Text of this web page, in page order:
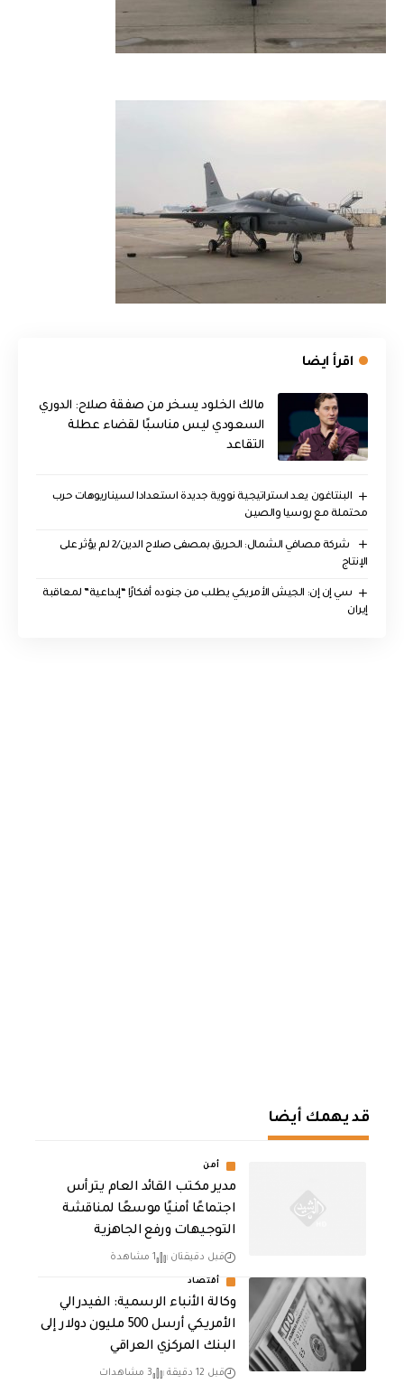
اقرأ ايضا
مالك الخلود يسخر من صفقة صلاح: الدوري
السعودي ليس مناسبًا لقضاء عطلة
التقاعد
البنتاغون يعد استراتيجية نووية جديدة استعدادا لسيناريوهات حرب
محتملة مع روسيا والصين
‏ شركة مصافي الشمال: الحريق بمصفى صلاح الدين/2 لم يؤثر على
الإنتاج
سي إن إن: الجيش الأمريكي يطلب من جنوده أفكارًا “إبداعية” لمعاقبة
إيران
قد يهمك أيضا
أمن
مدير مكتب القائد العام يترأس
اجتماعًا أمنيًا موسعًا لمناقشة
التوجيهات ورفع الجاهزية
قبل دقيقتان 1 مشاهدة
أقتصاد
وكالة الأنباء الرسمية: الفيدرالي
الأمريكي أرسل 500 مليون دولار إلى
البنك المركزي العراقي
قبل 12 دقيقة 3 مشاهدات